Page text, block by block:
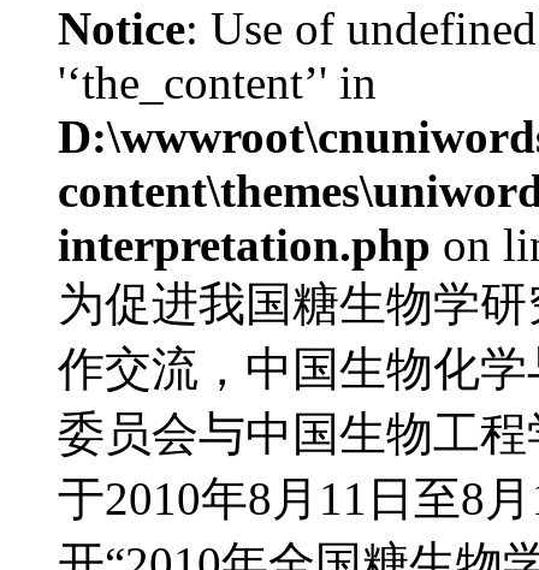
Notice: Use of
'‘the_content’' in
interpretation.php on
为促进我国糖生物学
作交流，中国生物化
委员会与中国生物工
于2010年8月11日至8